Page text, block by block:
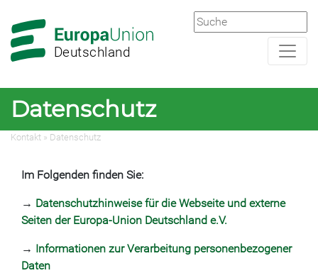
Hauptnavigation
Hauptbereich
Deutschland
Datenschutz
Kontakt » Datenschutz
Im Folgenden finden Sie:
→ Datenschutzhinweise für die Webseite und externe
Seiten der Europa-Union Deutschland e.V.
→ Informationen zur Verarbeitung personenbezogener
Daten